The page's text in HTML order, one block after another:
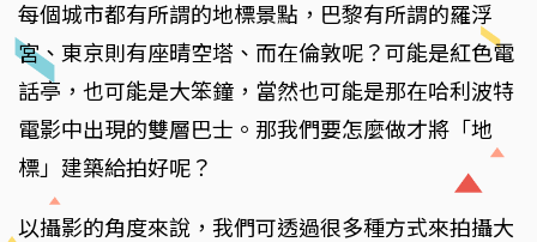
每個城市都有所謂的地標景點，巴黎有所謂的羅浮
宮、東京則有座晴空塔、而在倫敦呢？可能是紅色電
話亭，也可能是大笨鐘，當然也可能是那在哈利波特
電影中出現的雙層巴士。那我們要怎麼做才將「地
標」建築給拍好呢？
以攝影的角度來說，我們可透過很多種方式來拍攝大